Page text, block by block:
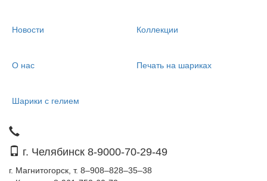
Новости Коллекции
О нас Печать на шариках
Шарики с гелием
г. Челябинск 8-9000-70-29-49
г. Магнитогорск, т. 8–908–828–35–38